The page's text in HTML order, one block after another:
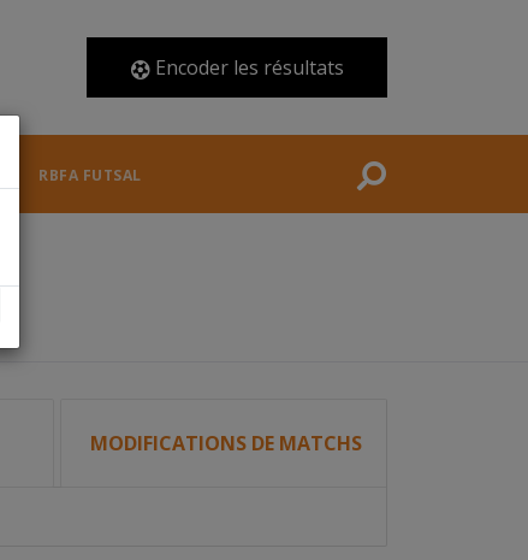
Encoder les résultats
RBFA FUTSAL
MODIFICATIONS DE MATCHS
COMPÉTITIONS